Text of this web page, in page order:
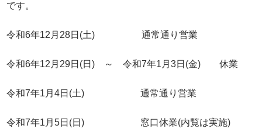
です。
令和6年12月28日(土) 通常通り営業
令和6年12月29日(日) ～ 令和7年1月3日(金) 休業
令和7年1月4日(土) 通常通り営業
令和7年1月5日(日) 窓口休業(内覧は実施)